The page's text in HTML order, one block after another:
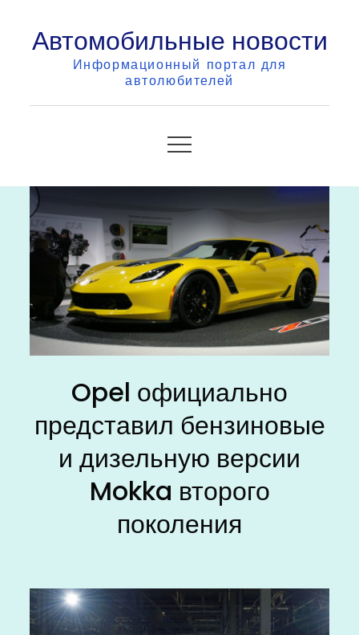
contentАвтомобильные новости
Информационный портал для
автолюбителей
Opel официально
представил бензиновые
и дизельную версии
Mokka второго
поколения